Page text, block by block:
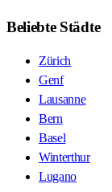
Beliebte Städte
Zürich
Genf
Lausanne
Bern
Basel
Winterthur
Lugano